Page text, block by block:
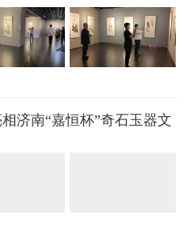
济南“嘉恒杯”奇石玉器文